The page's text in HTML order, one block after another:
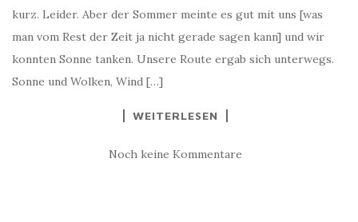
kurz. Leider. Aber der Sommer meinte es gut mit uns [was
man vom Rest der Zeit ja nicht gerade sagen kann] und wir
konnten Sonne tanken. Unsere Route ergab sich unterwegs.
Sonne und Wolken, Wind […]
WEITERLESEN
Noch keine Kommentare